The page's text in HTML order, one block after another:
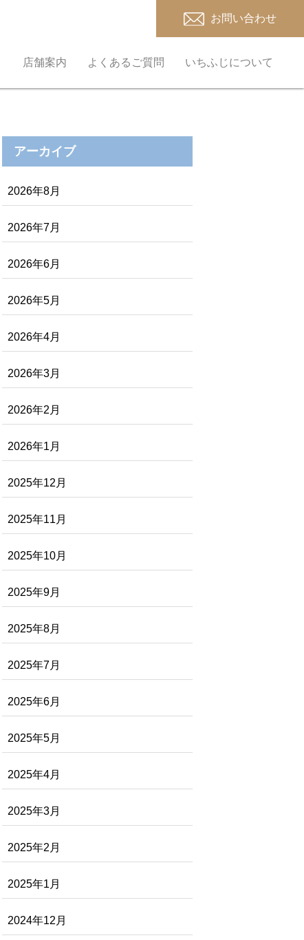
お問い合わせ
店舗案内 よくあるご質問 いちふじについて
アーカイブ
2026年8月
2026年7月
2026年6月
2026年5月
2026年4月
2026年3月
2026年2月
2026年1月
2025年12月
2025年11月
2025年10月
2025年9月
2025年8月
2025年7月
2025年6月
2025年5月
2025年4月
2025年3月
2025年2月
2025年1月
2024年12月